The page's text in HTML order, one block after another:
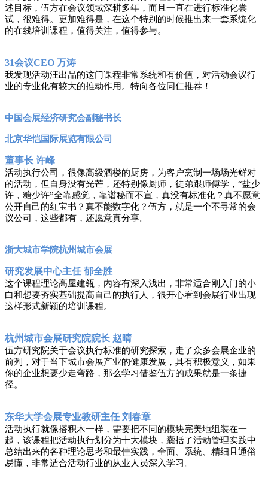
述目标，伍方在会议领域深耕多年，而且一直在进行标准化尝
试，很难得。更加难得是，在这个特别的时候推出来一套系统化
的在线培训课程，值得关注，值得参与。
31会议CEO 万涛
我发现活动汪出品的这门课程非常系统和有价值，对活动会议行
业的专业化有较大的推动作用。特向各位同仁推荐！
中国会展经济研究会副秘书长
北京华恺国际展览有限公司
董事长 许峰
活动执行公司，很像高级酒楼的厨房，为客户烹制一场场光鲜对
的活动，但自身没有光芒，还特别像厨师，徒弟跟师傅学， “盐少
许，糖少许”全靠感觉，靠谱秘而不宣，真没有标准化？真不愿意
公开自己的红宝书？真不能数字化？伍方，就是一个不寻常的会
议公司，这些都有，还愿意真分享。
浙大城市学院杭州城市会展
研究发展中心主任 郁全胜
这个课程理论高屋建瓴，内容有深入浅出，非常适合刚入门的小
白和想要夯实基础提高自己的执行人，很开心看到会展行业出现
这样形式新颖的培训课程。
杭州城市会展研究院院长 赵晴
伍方研究院关于会议执行标准的研究探索，走了众多会展企业的
前列，对于当下城市会展产业的健康发展，具有积极意义，如果
你的企业想要少走弯路，那么学习借鉴伍方的成果就是一条捷
径。
东华大学会展专业教研主任 刘春章
活动执行就像搭积木一样，需要把不同的模块完美地组装在一
起，该课程把活动执行划分为十大模块，囊括了活动管理实践中
总结出来的各种理论思考和最佳实践，全面、系统、精细且通俗
易懂，非常适合活动行业的从业人员深入学习。